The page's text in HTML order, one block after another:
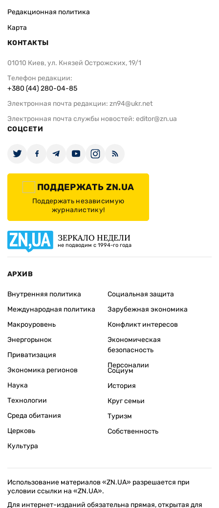
Редакционная политика
Карта
КОНТАКТЫ
01010 Киев, ул. Князей Острожских, 19/1
Телефон редакции:
+380 (44) 280-04-85
Электронная почта редакции: zn94@ukr.net
Электронная почта службы новостей: editor@zn.ua
СОЦСЕТИ
ПОДДЕРЖАТЬ ZN.UA
Поддержать независимую
журналистику!
ЗЕРКАЛО НЕДЕЛИ
не подводим с 1994-го года
АРХИВ
Внутренняя политика
Международная политика
Макроуровень
Энергорынок
Приватизация
Экономика регионов
Социальная защита
Зарубежная экономика
Конфликт интересов
Экономическая
безопасность
Персоналии
Наука
Технологии
Среда обитания
Церковь
Культура
Социум
История
Круг семьи
Туризм
Собственность
Использование материалов «ZN.UA» разрешается при
условии ссылки на «ZN.UA».
Для интернет-изданий обязательна прямая, открытая для